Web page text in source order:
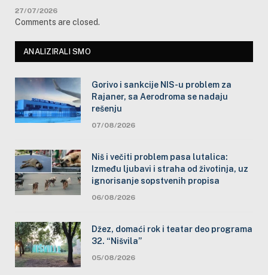
27/07/2026
Comments are closed.
ANALIZIRALI SMO
Gorivo i sankcije NIS-u problem za
Rajaner, sa Aerodroma se nadaju
rešenju
07/08/2026
Niš i večiti problem pasa lutalica:
Između ljubavi i straha od životinja, uz
ignorisanje sopstvenih propisa
06/08/2026
Džez, domaći rok i teatar deo programa
32. “Nišvila”
05/08/2026